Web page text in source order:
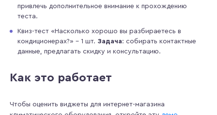
привлечь дополнительное внимание к прохождению
теста.
Квиз-тест «Насколько хорошо вы разбираетесь в
кондиционерах?» – 1 шт. Задача: собирать контактные
данные, предлагать скидку и консультацию.
Как это работает
Чтобы оценить виджеты для интернет-магазина